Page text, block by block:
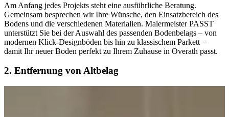
Am Anfang jedes Projekts steht eine ausführliche Beratung.
Gemeinsam besprechen wir Ihre Wünsche, den Einsatzbereich des
Bodens und die verschiedenen Materialien. Malermeister PASST
unterstützt Sie bei der Auswahl des passenden Bodenbelags – von
modernen Klick-Designböden bis hin zu klassischem Parkett –
damit Ihr neuer Boden perfekt zu Ihrem Zuhause in Overath passt.
2. Entfernung von Altbelag